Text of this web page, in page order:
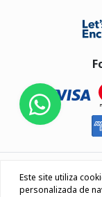
Eletrus
Este site utiliza
personalizada de